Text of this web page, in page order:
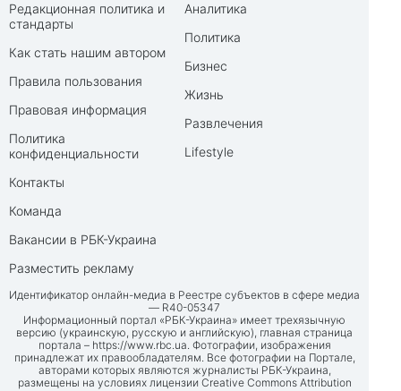
Редакционная политика и
стандарты
Как стать нашим автором
Правила пользования
Правовая информация
Политика
конфиденциальности
Контакты
Команда
Вакансии в РБК-Украина
Разместить рекламу
Аналитика
Политика
Бизнес
Жизнь
Развлечения
Lifestyle
Идентификатор онлайн-медиа в Реестре субъектов в сфере медиа
— R40-05347
Информационный портал «РБК-Украина» имеет трехязычную
версию (украинскую, русскую и английскую), главная страница
портала – https://www.rbc.ua. Фотографии, изображения
принадлежат их правообладателям. Все фотографии на Портале,
авторами которых являются журналисты РБК-Украина,
размещены на условиях лицензии Creative Commons Attribution